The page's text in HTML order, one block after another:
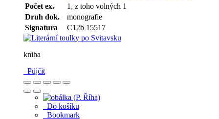
Počet ex.
1, z toho volných 1
Druh dok.
monografie
Signatura
C12b 15517
kniha
Půjčit
Do košíku
Bookmark